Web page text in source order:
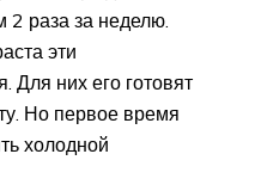
2 раза за неделю.
эти
Для них его готовят
Но первое время
холодной